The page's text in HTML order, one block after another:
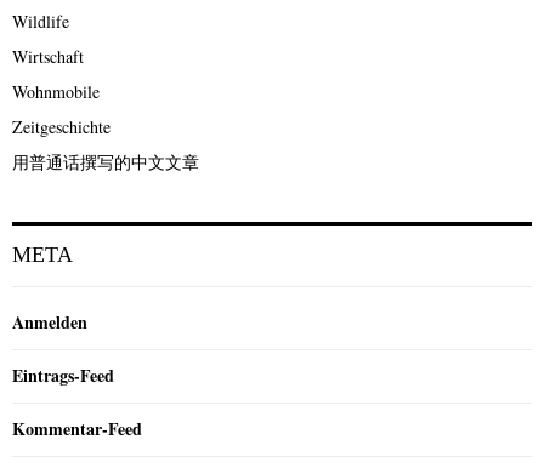
Wildlife
Wirtschaft
Wohnmobile
Zeitgeschichte
用普通话撰写的中文文章
META
Anmelden
Eintrags-Feed
Kommentar-Feed